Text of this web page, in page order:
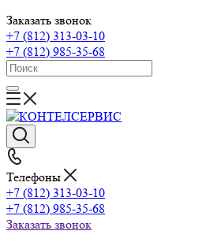
Заказать звонок
+7 (812) 313-03-10
+7 (812) 985-35-68
Телефоны
+7 (812) 313-03-10
+7 (812) 985-35-68
Заказать звонок